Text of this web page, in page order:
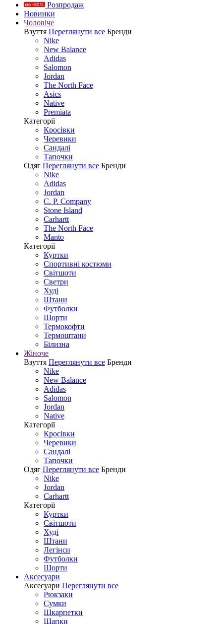
Розпродаж
Новинки
Чоловіче
Взуття Переглянути все Бренди
Nike
New Balance
Adidas
Salomon
Jordan
The North Face
Asics
Native
Premiata
Категорії
Кросівки
Черевики
Сандалі
Tапочки
Одяг Переглянути все Бренди
Nike
Adidas
Jordan
C. P. Company
Stone Island
Carhartt
The North Face
Manto
Категорії
Куртки
Спортивні костюми
Світшоти
Светри
Худі
Штани
Футболки
Шорти
Термокофти
Термоштани
Білизна
Жіноче
Взуття Переглянути все Бренди
Nike
New Balance
Adidas
Salomon
Jordan
Native
Категорії
Кросівки
Черевики
Сандалі
Tапочки
Одяг Переглянути все Бренди
Nike
Jordan
Carhartt
Категорії
Куртки
Світшоти
Худі
Штани
Легінси
Футболки
Шорти
Аксесуари
Аксесуари Переглянути все
Рюкзаки
Сумки
Шкарпетки
Шапки